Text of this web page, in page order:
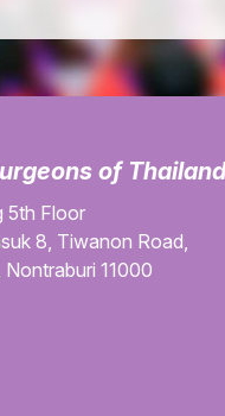
of Thailand
5th Floor
8, Tiwanon Road,
Nontraburi 11000